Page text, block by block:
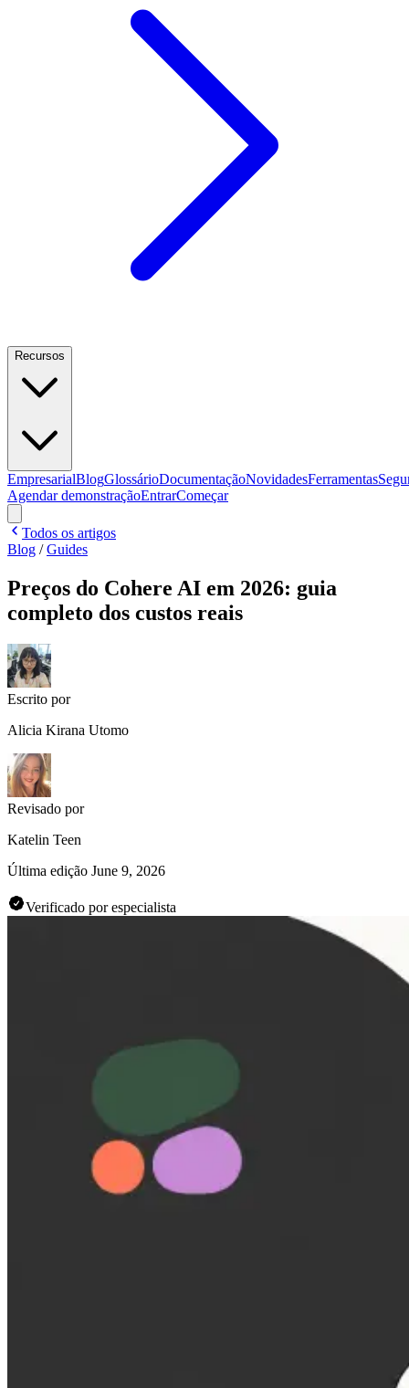
Recursos
EmpresarialBlogGlossárioDocumentaçãoNovidadesFerramentas
Agendar demonstraçãoEntrarComeçar
Todos os artigos
Blog /Guides
Preços do Cohere AI em 2026: guia
completo dos custos reais
Escrito por
Alicia Kirana Utomo
Revisado por
Katelin Teen
Última edição June 9, 2026
Verificado por especialista